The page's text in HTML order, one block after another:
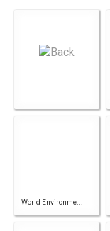
World Environme...